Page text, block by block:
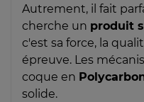
Autrement, il fait
cherche un produit
c'est sa force, la
épreuve. Les
coque en
solide.